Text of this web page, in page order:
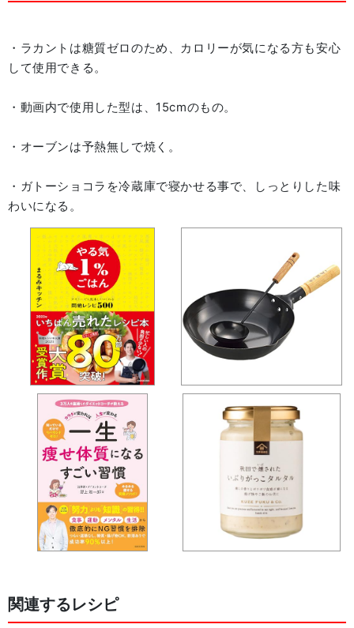
・ラカントは糖質ゼロのため、カロリーが気になる方も安心
して使用できる。
・動画内で使用した型は、15cmのもの。
・オーブンは予熱無しで焼く。
・ガトーショコラを冷蔵庫で寝かせる事で、しっとりした味
関連するレシピ